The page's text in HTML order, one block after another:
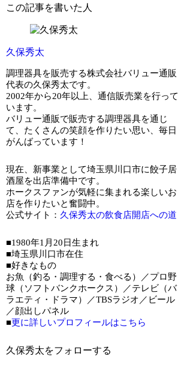
この記事を書いた人
久保秀太
調理器具を販売する株式会社バリュー通販
代表の久保秀太です。
2002年から20年以上、通信販売業を行って
います。
バリュー通販で販売する調理器具を通じ
て、たくさんの笑顔を作りたい思い、毎日
がんばっています！
現在、新事業として埼玉県川口市に餃子居
酒屋を出店準備中です。
ホークスファンが気軽に集まれる楽しいお
店を作りたいと奮闘中。
公式サイト： 久保秀太の飲食店開店への道
■1980年1月20日生まれ
■埼玉県川口市在住
■好きなもの
お魚（釣る・調理する・食べる）／プロ野
球（ソフトバンクホークス）／テレビ（バ
ラエティ・ドラマ）／TBSラジオ／ビール
／顔出しパネル
■更に詳しいプロフィールはこちら
久保秀太をフォローする